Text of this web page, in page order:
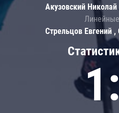
Акузовский
Стрельцов Евгений